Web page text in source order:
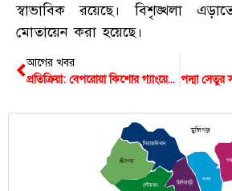
স্বাভাবিক রয়েছে। বিশৃঙ্খলা
মোতায়েন করা হয়েছে।
আগের খবর
প্রতিক্রিয়া: বেপরোয়া কিশোর গ্যাংয়ের আস্ফালন
শ্রীনগর
সিরাজদিখান
টংগিবাড়ী
সদর
লৌহজং
মুন্সিগঞ্জ